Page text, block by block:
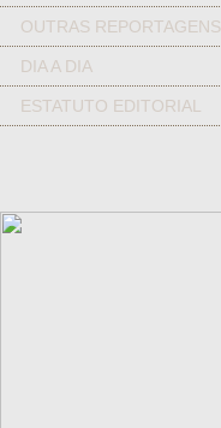
OUTRAS REPORTAGENS
DIA A DIA
ESTATUTO EDITORIAL